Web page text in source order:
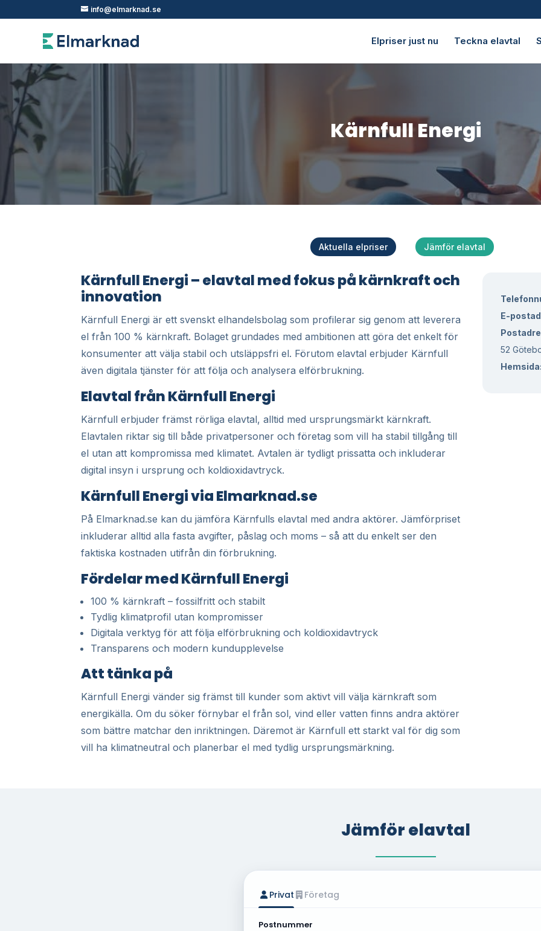
info@elmarknad.se
Elpriser just nu Teckna elavtal
Kärnfull Energi
Aktuella elpriser Jämför elavtal
Kärnfull Energi – elavtal med fokus på kärnkraft och
innovation
Kärnfull Energi är ett svenskt elhandelsbolag som profilerar sig genom att leverera
el från 100 % kärnkraft. Bolaget grundades med ambitionen att göra det enkelt för
konsumenter att välja stabil och utsläppsfri el. Förutom elavtal erbjuder Kärnfull
även digitala tjänster för att följa och analysera elförbrukning.
Elavtal från Kärnfull Energi
Kärnfull erbjuder främst rörliga elavtal, alltid med ursprungsmärkt kärnkraft.
Elavtalen riktar sig till både privatpersoner och företag som vill ha stabil tillgång till
el utan att kompromissa med klimatet. Avtalen är tydligt prissatta och inkluderar
digital insyn i ursprung och koldioxidavtryck.
Kärnfull Energi via Elmarknad.se
På Elmarknad.se kan du jämföra Kärnfulls elavtal med andra aktörer. Jämförpriset
inkluderar alltid alla fasta avgifter, påslag och moms – så att du enkelt ser den
faktiska kostnaden utifrån din förbrukning.
Fördelar med Kärnfull Energi
100 % kärnkraft – fossilfritt och stabilt
Tydlig klimatprofil utan kompromisser
Digitala verktyg för att följa elförbrukning och koldioxidavtryck
Transparens och modern kundupplevelse
Att tänka på
Kärnfull Energi vänder sig främst till kunder som aktivt vill välja kärnkraft som
energikälla. Om du söker förnybar el från sol, vind eller vatten finns andra aktörer
som bättre matchar den inriktningen. Däremot är Kärnfull ett starkt val för dig som
vill ha klimatneutral och planerbar el med tydlig ursprungsmärkning.
E-
52
Hemsida:
Jämför elavtal
Privat Företag
Postnummer